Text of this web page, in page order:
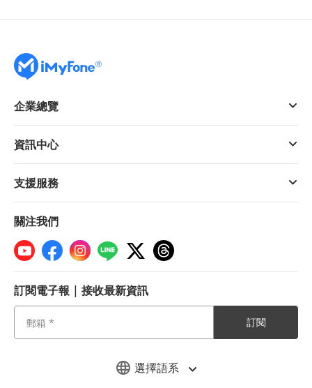
選擇語系
企業總覽
資訊中心
支援服務
關注我們
訂閱電子報 | 接收最新資訊
訂閱